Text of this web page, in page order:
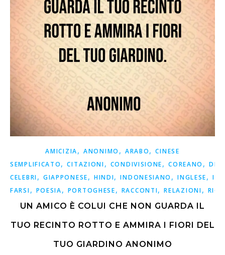
AMICIZIA, ANONIMO , ARABO,CINESE
SEMPLIFICATO,CITAZIONI, CONDIVISIONE,COREANO ,
CELEBRI, GIAPPONESE, HINDI,INDONESIANO ,INGLESE,
FARSI, POESIA, PORTOGHESE, RACCONTI,RELAZIONI,
UN AMICO È COLUI CHE NON GUARDA IL
TUO RECINTO ROTTO E AMMIRA I FIORI DEL
TUO GIARDINO ANONIMO